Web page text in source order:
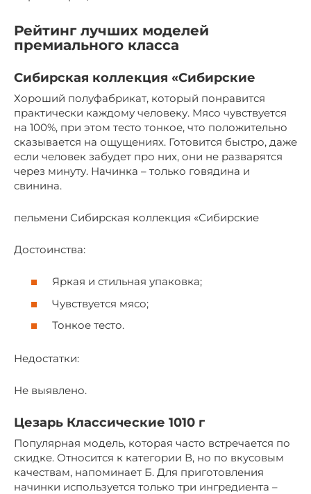
Рейтинг лучших моделей
премиального класса
Сибирская коллекция «Сибирские
Хороший полуфабрикат, который понравится
практически каждому человеку. Мясо чувствуется
на 100%, при этом тесто тонкое, что положительно
сказывается на ощущениях. Готовится быстро, даже
если человек забудет про них, они не разварятся
через минуту. Начинка – только говядина и
свинина.
пельмени Сибирская коллекция «Сибирские
Достоинства:
Яркая и стильная упаковка;
Чувствуется мясо;
Тонкое тесто.
Недостатки:
Не выявлено.
Цезарь Классические 1010 г
Популярная модель, которая часто встречается по
скидке. Относится к категории В, но по вкусовым
качествам, напоминает Б. Для приготовления
начинки используется только три ингредиента –